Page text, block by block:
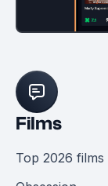
Films
Top 2026 films